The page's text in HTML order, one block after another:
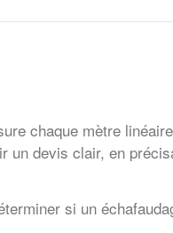
chaque mètre
un devis clair, en
si un